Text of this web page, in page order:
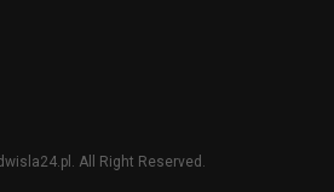
All Right Reserved.